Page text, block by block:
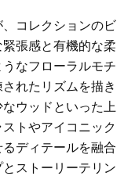
コレクションのビ
張感と有機的な柔
なフローラルモチ
れたリズムを描き
ウッドといった上
トやアイコニック
ディテールを融合
ストーリーテリン